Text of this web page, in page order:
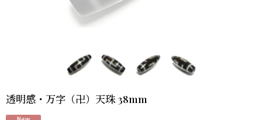
透明感・万字（卍）天珠 38mm